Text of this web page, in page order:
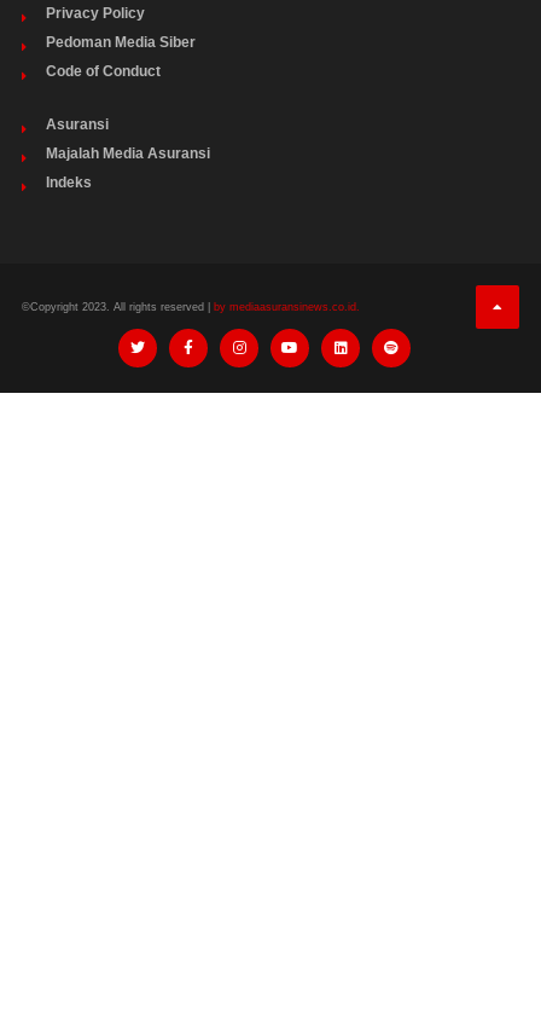
Privacy Policy
Pedoman Media Siber
Code of Conduct
Asuransi
Majalah Media Asuransi
Indeks
©Copyright 2023. All rights reserved | by mediaasuransinews.co.id.